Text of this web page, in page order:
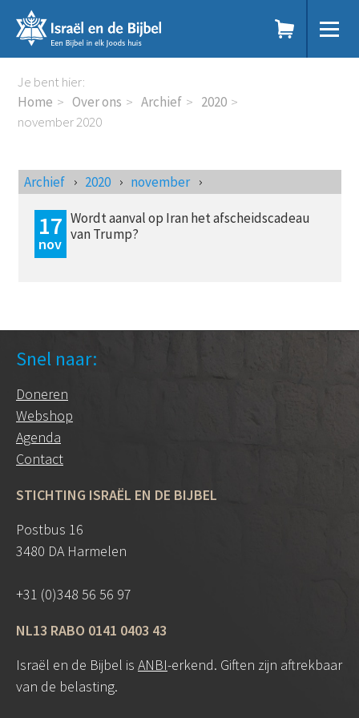
links
naar
de
inhoud
naar
de
navigatie
Je bent hier:
Home
Over ons Archief
2020
november 2020
Archief 2020 november
17
nov
Wordt aanval op Iran het afscheidscadeau
van Trump?
Snel naar:
Doneren
Webshop
Agenda
Contact
STICHTING ISRAËL EN DE BIJBEL
Postbus 16
3480 DA Harmelen
+31 (0)348 56 56 97
NL13 RABO 0141 0403 43
Israël en de Bijbel is ANBI-erkend. Giften zijn aftrekbaar
van de belasting.
Dit doen we
Over ons
Onze visie
Geschiedenis